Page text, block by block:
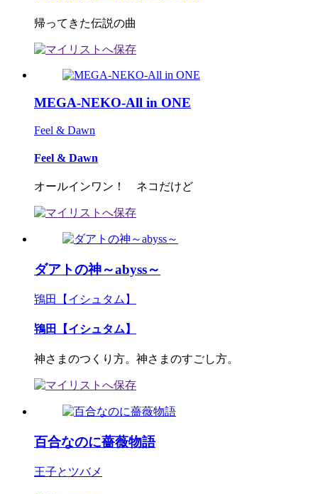
帰ってきた伝説の曲
MEGA-NEKO-All in ONE
Feel & Dawn
Feel & Dawn
オールインワン！ ネコだけど
ダアトの神～abyss～
鴇田【イシュタム】
鴇田【イシュタム】
神さまのつくり方。神さまのすごし方。
百合なのに薔薇物語
王子とツバメ